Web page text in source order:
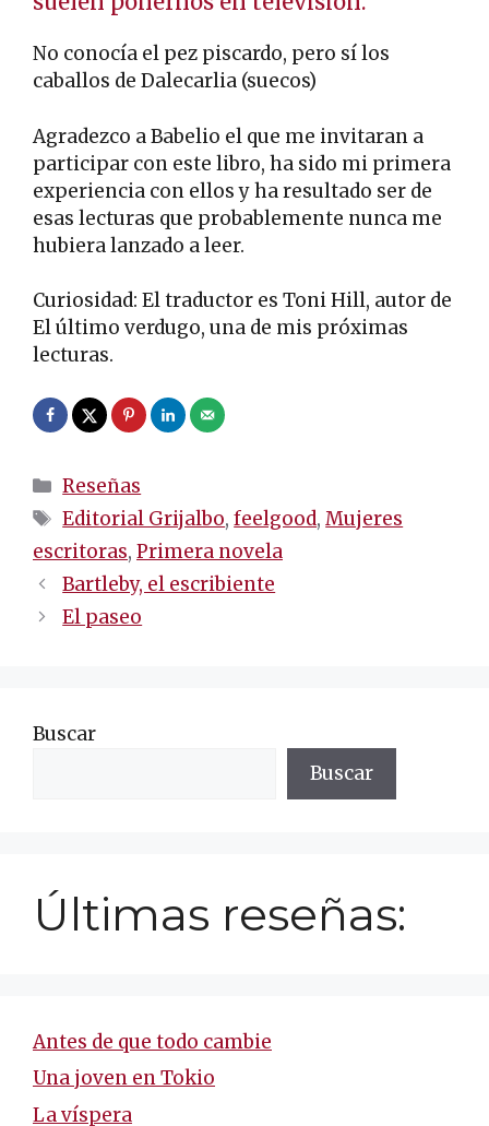
No conocía el pez piscardo, pero sí los
caballos de Dalecarlia (suecos)
Agradezco a Babelio el que me invitaran a
participar con este libro, ha sido mi primera
experiencia con ellos y ha resultado ser de
esas lecturas que probablemente nunca me
hubiera lanzado a leer.
Curiosidad: El traductor es Toni Hill, autor de
El último verdugo, una de mis próximas
lecturas.
Categorías
Reseñas
Etiquetas
Editorial Grijalbo,feelgood,Mujeres
escritoras, Primera novela
Navegación
de
entradas
Bartleby, el escribiente
El paseo
Buscar
Buscar
Últimas reseñas:
Antes de que todo cambie
Una joven en Tokio
La víspera